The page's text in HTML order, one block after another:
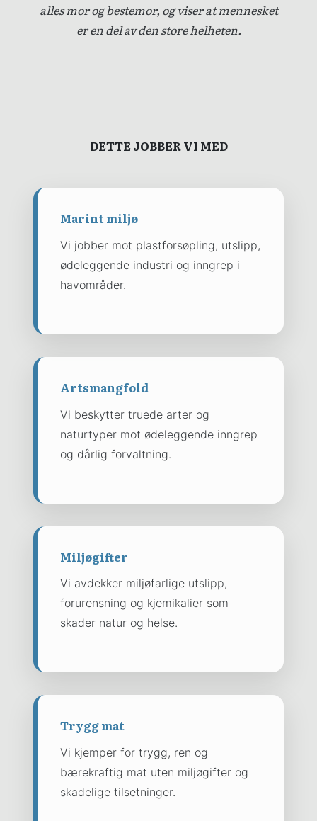
alles mor og bestemor, og viser at mennesket
er en del av den store helheten.
DETTE JOBBER VI MED
Marint miljø
Vi jobber mot plastforsøpling, utslipp,
ødeleggende industri og inngrep i
havområder.
Artsmangfold
Vi beskytter truede arter og
naturtyper mot ødeleggende inngrep
og dårlig forvaltning.
Miljøgifter
Vi avdekker miljøfarlige utslipp,
forurensning og kjemikalier som
skader natur og helse.
Trygg mat
Vi kjemper for trygg, ren og
bærekraftig mat uten miljøgifter og
skadelige tilsetninger.